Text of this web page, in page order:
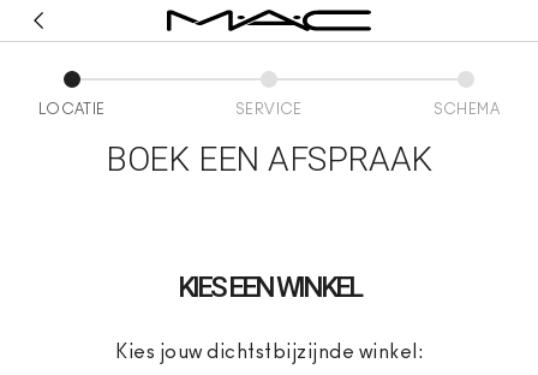
LOCATIE SERVICE SCHEMA
BOEK EEN AFSPRAAK
KIES EEN WINKEL
Kies jouw dichtstbijzijnde winkel: